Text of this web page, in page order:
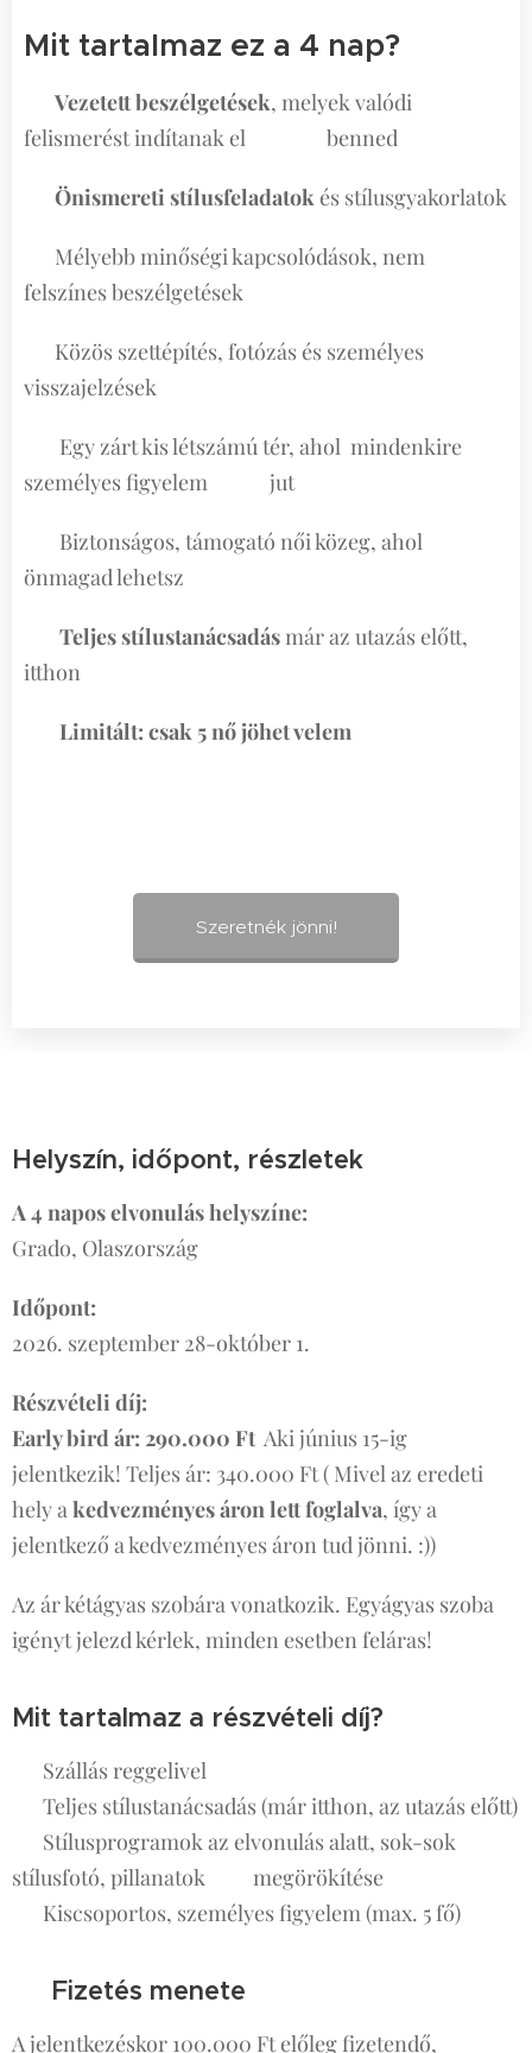
Mit tartalmaz ez a 4 nap?
Vezetett beszélgetések, melyek valódi
felismerést indítanak el benned
Önismereti stílusfeladatok és stílusgyakorlatok
👉 Mélyebb minőségi kapcsolódások, nem
felszínes beszélgetések
👉 Közös szettépítés, fotózás és személyes
visszajelzések
👉 Egy zárt kis létszámú tér, ahol mindenkire
személyes figyelem jut
👉 Biztonságos, támogató női közeg, ahol
önmagad lehetsz
Teljes stílustanácsadás már az utazás előtt,
itthon
Limitált: csak 5 nő jöhet velem
Szeretnék jönni!
Helyszín, időpont, részletek
A 4 napos elvonulás helyszíne:
Grado, Olaszország
Időpont:
2026. szeptember 28-október 1.
Részvételi díj:
Early bird ár: 290.000 FtAki június 15-ig
jelentkezik! Teljes ár: 340.000 Ft ( Mivel az eredeti
hely a kedvezményes áron lett foglalva, így a
jelentkező a kedvezményes áron tud jönni. :))
Az ár kétágyas szobára vonatkozik. Egyágyas szoba
igényt jelezd kérlek, minden esetben feláras!
Mit tartalmaz a részvételi díj?
✔️ Szállás reggelivel
✔️ Teljes stílustanácsadás (már itthon, az utazás előtt)
✔️ Stílusprogramok az elvonulás alatt, sok-sok
stílusfotó, pillanatok megörökítése
✔️ Kiscsoportos, személyes figyelem (max. 5 fő)
💡 Fizetés menete
A jelentkezéskor 100.000 Ft előleg fizetendő,